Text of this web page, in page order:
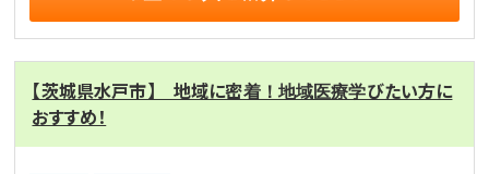
【茨城県水戸市】 地域に密着！地域医療学びたい方に
おすすめ！